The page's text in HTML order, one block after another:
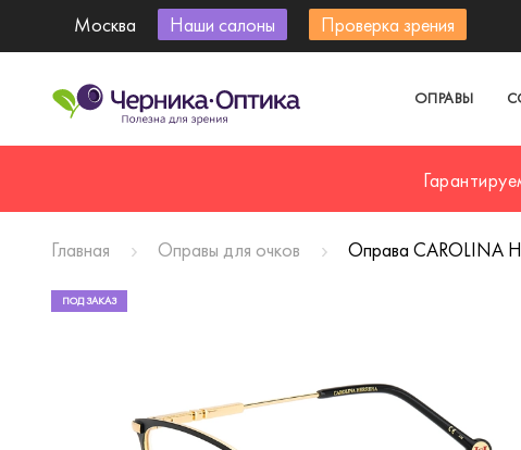
Москва Наши салоны Проверка зрения
ОПРАВЫ
Главная Оправы для очков Оправа CAROLINA
ПОД ЗАКАЗ